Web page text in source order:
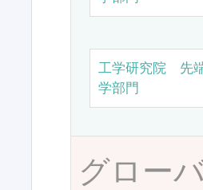
工学研究院 先
学部門
グロー